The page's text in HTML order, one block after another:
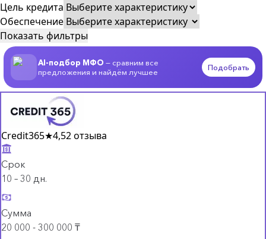
Цель кредита
Обеспечение
Показать фильтры
AI-подбор МФО — сравним все
предложения и найдём лучшее
Подобрать
Credit365★4,52 отзыва
Срок
10 – 30 дн.
Сумма
20 000 - 300 000 ₸